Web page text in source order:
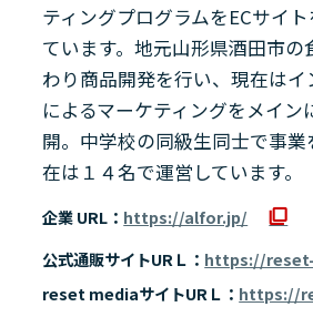
ティングプログラムをECサイ
ています。地元山形県酒田市の
わり商品開発を行い、現在はイ
によるマーケティングをメイン
開。中学校の同級生同士で事業
在は１４名で運営しています。
企業 URL： https://alfor.jp/
公式通販サイトURＬ： https://
reset mediaサイトURＬ： https://